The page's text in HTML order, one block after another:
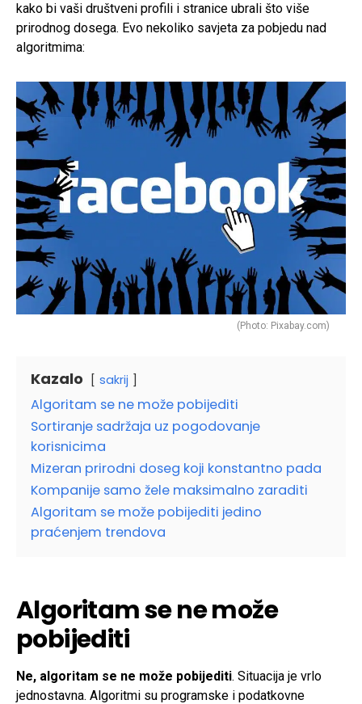
kako bi vaši društveni profili i stranice ubrali što više
prirodnog dosega. Evo nekoliko savjeta za pobjedu nad
algoritmima:
(Photo: Pixabay.com)
Kazalo sakrij
Algoritam se ne može pobijediti
Sortiranje sadržaja uz pogodovanje
korisnicima
Mizeran prirodni doseg koji konstantno pada
Kompanije samo žele maksimalno zaraditi
Algoritam se može pobijediti jedino
praćenjem trendova
Algoritam se ne može
pobijediti
Ne, algoritam se ne može pobijediti. Situacija je vrlo
jednostavna. Algoritmi su programske i podatkovne